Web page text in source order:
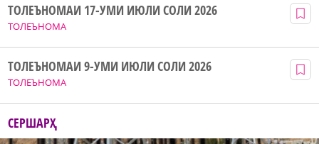
ТОЛЕЪНОМА
ТОЛЕЪНОМАИ 17-УМИ ИЮЛИ СОЛИ 2026
ТОЛЕЪНОМА
ТОЛЕЪНОМАИ 9-УМИ ИЮЛИ СОЛИ 2026
СЕРШАРҲ